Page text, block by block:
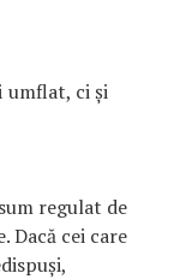
umflat, ci și
regulat de
Dacă cei care